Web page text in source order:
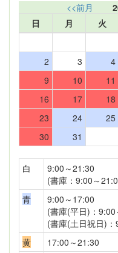
<<前月
日
月 火
2
3 4
9
10 11
16
17 18
23
24 25
30
31
白
9:00～21:30
(書庫：9:00～
青
9:00～17:00
(書庫(平日)：
(書庫(土日祝日)
黄
17:00～21:30